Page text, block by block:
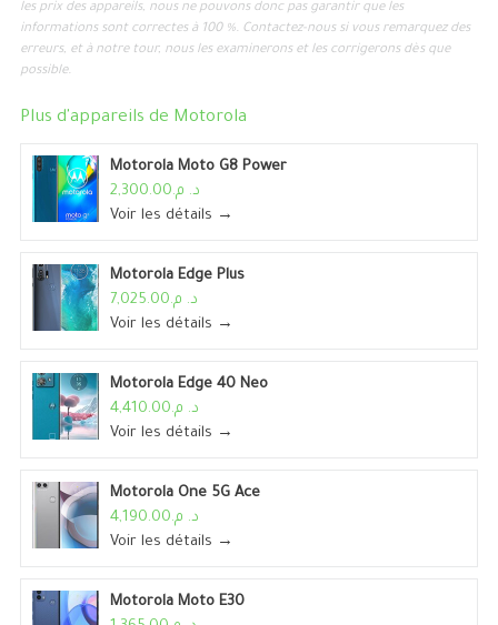
les prix des appareils, nous ne pouvons donc pas garantir que les
informations sont correctes à 100 %. Contactez-nous si vous remarquez des
erreurs, et à notre tour, nous les examinerons et les corrigerons dès que
possible.
Plus d'appareils de Motorola
Motorola Moto G8 Power
د. م.2,300.00
Voir les détails →
Motorola Edge Plus
د. م.7,025.00
Voir les détails →
Motorola Edge 40 Neo
د. م.4,410.00
Voir les détails →
Motorola One 5G Ace
د. م.4,190.00
Voir les détails →
Motorola Moto E30